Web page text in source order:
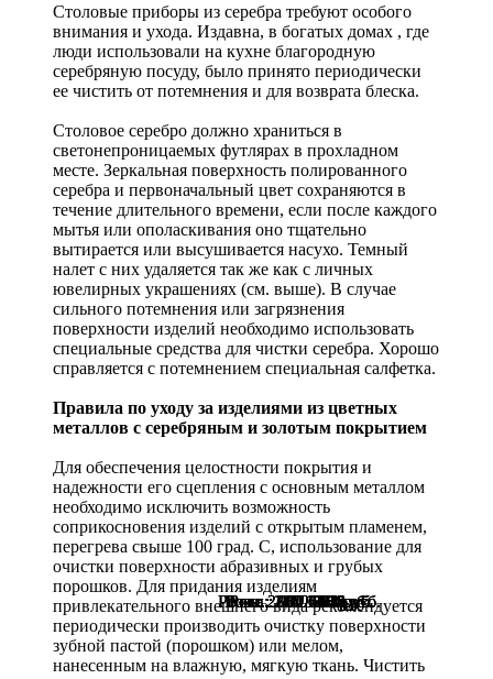
Розн.:2180 1 635руб.
Розн.:2400 792руб.
Розн.:2310 1 733руб.
Розн.:2280 1 710руб.
Розн.:900 675руб.
Розн.:900 675руб.
Розн.:980 735руб.
Розн.:850 638руб.
Розн.:1150 863руб.
Розн.:1150 863руб.
Розн.:1150 863руб.
Розн.:1150 863руб.
Розн.:1250 938руб.
Столовые приборы из серебра требуют особого
внимания и ухода. Издавна, в богатых домах , где
люди использовали на кухне благородную
серебряную посуду, было принято периодически
ее чистить от потемнения и для возврата блеска.
Столовое серебро должно храниться в
светонепроницаемых футлярах в прохладном
месте. Зеркальная поверхность полированного
серебра и первоначальный цвет сохраняются в
течение длительного времени, если после каждого
мытья или ополаскивания оно тщательно
вытирается или высушивается насухо. Темный
налет с них удаляется так же как с личных
ювелирных украшениях (см. выше). В случае
сильного потемнения или загрязнения
поверхности изделий необходимо использовать
специальные средства для чистки серебра. Хорошо
справляется с потемнением специальная салфетка.
Правила по уходу за изделиями из цветных
металлов с серебряным и золотым покрытием
Для обеспечения целостности покрытия и
надежности его сцепления с основным металлом
необходимо исключить возможность
соприкосновения изделий с открытым пламенем,
перегрева свыше 100 град. С, использование для
очистки поверхности абразивных и грубых
порошков. Для придания изделиям
привлекательного внешнего вида рекомендуется
периодически производить очистку поверхности
зубной пастой (порошком) или мелом,
нанесенным на влажную, мягкую ткань. Чистить